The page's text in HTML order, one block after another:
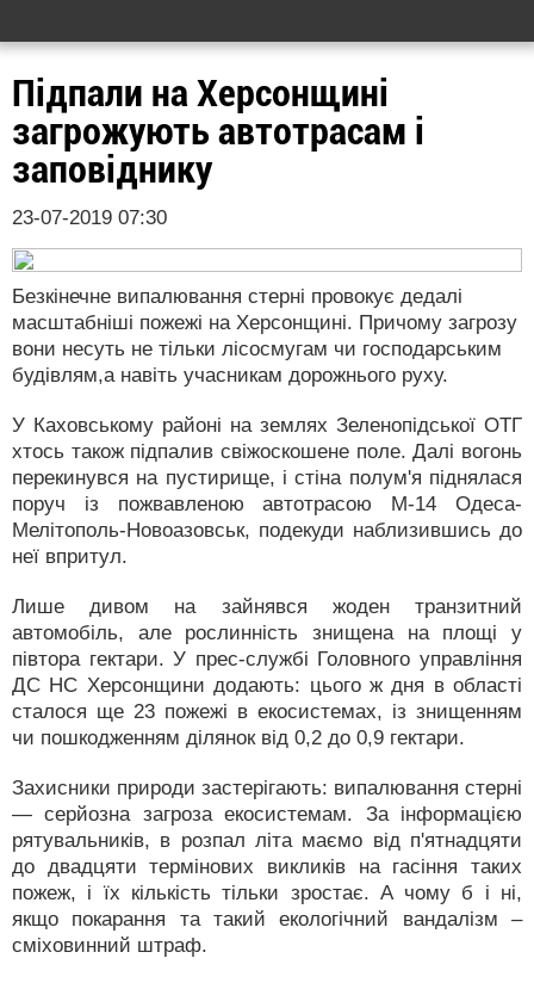
Підпали на Херсонщині
загрожують автотрасам і
заповіднику
23-07-2019 07:30
Безкінечне випалювання стерні провокує дедалі
масштабніші пожежі на Херсонщині. Причому загрозу
вони несуть не тільки лісосмугам чи господарським
будівлям,а навіть учасникам дорожнього руху.
У Каховському районі на землях Зеленопідської ОТГ
хтось також підпалив свіжоскошене поле. Далі вогонь
перекинувся на пустирище, і стіна полум'я піднялася
поруч із пожвавленою автотрасою М-14 Одеса-
Мелітополь-Новоазовськ, подекуди наблизившись до
неї впритул.
Лише дивом на зайнявся жоден транзитний
автомобіль, але рослинність знищена на площі у
півтора гектари. У прес-службі Головного управління
ДС НС Херсонщини додають: цього ж дня в області
сталося ще 23 пожежі в екосистемах, із знищенням
чи пошкодженням ділянок від 0,2 до 0,9 гектари.
Захисники природи застерігають: випалювання стерні
— серйозна загроза екосистемам. За інформацією
рятувальників, в розпал літа маємо від п'ятнадцяти
до двадцяти термінових викликів на гасіння таких
пожеж, і їх кількість тільки зростає. А чому б і ні,
якщо покарання та такий екологічний вандалізм –
сміховинний штраф.